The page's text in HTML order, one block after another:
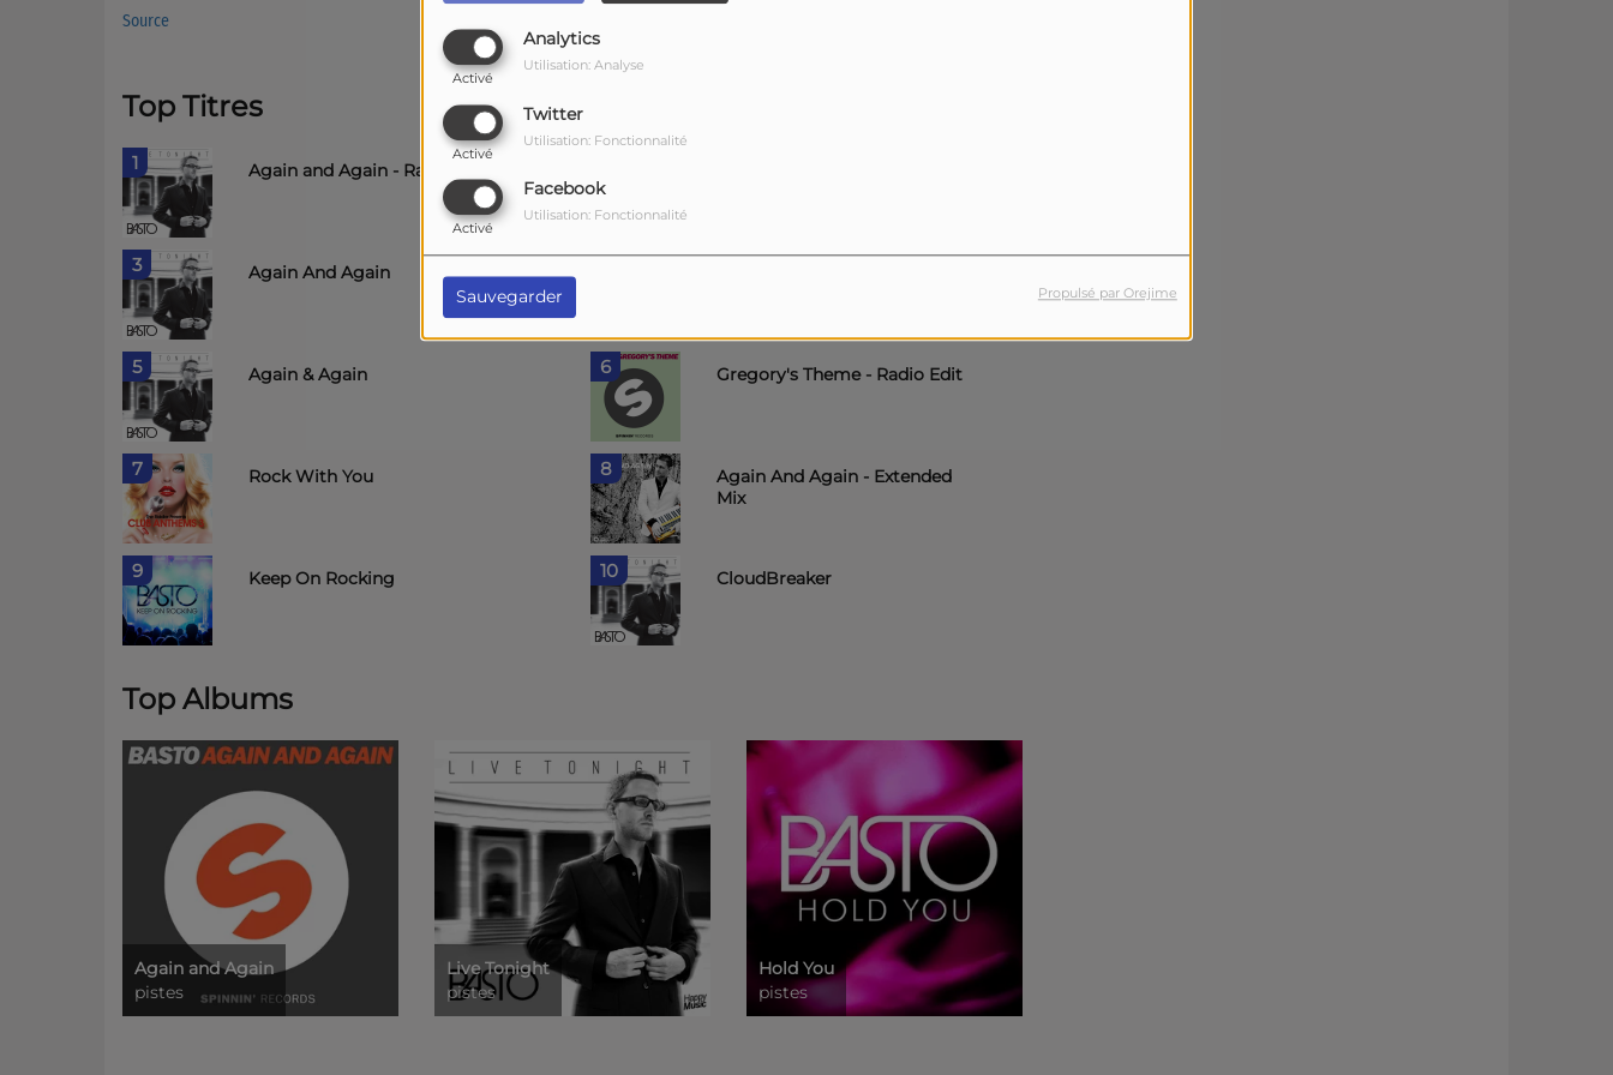
Analytics
Activé
Utilisation: Analyse
Twitter
Activé
Utilisation: Fonctionnalité
Facebook
Activé
Utilisation: Fonctionnalité
Sauvegarder Propulsé par Orejime
Source
Top Titres
1 Again and Again - Radio Edit
3 Again And Again 4
5 Again & Again 6 Gregory's Theme - Radio Edit
7 Rock With You 8
Again And Again - Extended
Mix
9 Keep On Rocking 10 CloudBreaker
Top Albums
Again and Again
pistes
Live Tonight
pistes
Hold You
pistes